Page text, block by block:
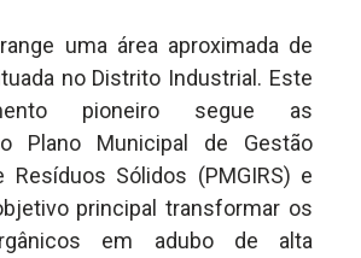
uma área aproximada de
no Distrito Industrial. Este
pioneiro segue as
Plano Municipal de Gestão
Resíduos Sólidos (PMGIRS) e
principal transformar os
em adubo de alta